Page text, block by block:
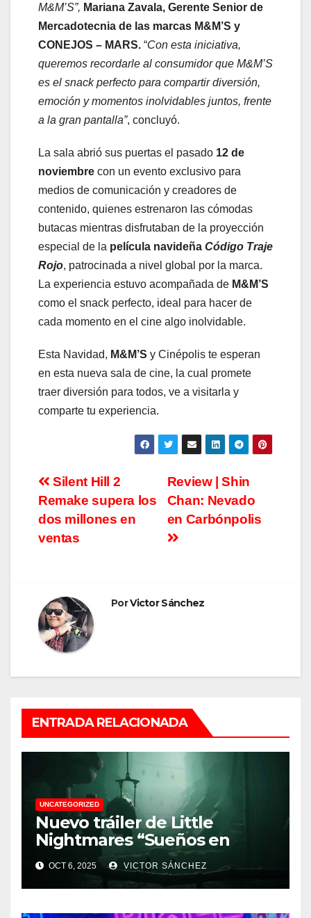
M&M’S”, Mariana Zavala, Gerente Senior de
Mercadotecnia de las marcas M&M’S y
CONEJOS – MARS. “Con esta iniciativa,
queremos recordarle al consumidor que M&M’S
es el snack perfecto para compartir diversión,
emoción y momentos inolvidables juntos, frente
a la gran pantalla”, concluyó.
La sala abrió sus puertas el pasado 12 de
noviembre con un evento exclusivo para
medios de comunicación y creadores de
contenido, quienes estrenaron las cómodas
butacas mientras disfrutaban de la proyección
especial de la película navideña Código Traje
Rojo, patrocinada a nivel global por la marca.
La experiencia estuvo acompañada de M&M’S
como el snack perfecto, ideal para hacer de
cada momento en el cine algo inolvidable.
Esta Navidad, M&M’S y Cinépolis te esperan
en esta nueva sala de cine, la cual promete
traer diversión para todos, ve a visitarla y
comparte tu experiencia.
Navegación
de
entradas
Review | Shin
Chan: Nevado
en Carbónpolis
Silent Hill 2
Remake supera los
dos millones en
ventas
PorVictor Sánchez
ENTRADA RELACIONADA
UNCATEGORIZED
Nuevo tráiler de Little
Nightmares “Sueños en
Papel”
OCT 6, 2025 VICTOR SÁNCHEZ